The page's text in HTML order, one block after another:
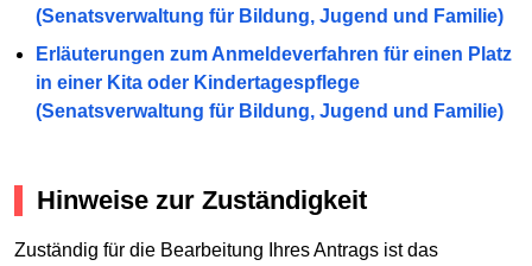
(Senatsverwaltung für Bildung, Jugend und Familie)
Erläuterungen zum Anmeldeverfahren für einen Platz
in einer Kita oder Kindertagespflege
(Senatsverwaltung für Bildung, Jugend und Familie)
Hinweise zur Zuständigkeit
Zuständig für die Bearbeitung Ihres Antrags ist das